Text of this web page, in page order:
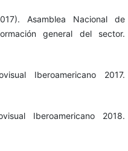
Asamblea Nacional de
general del sector.
Iberoamericano 2017.
Iberoamericano 2018.